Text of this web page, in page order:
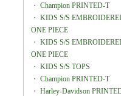
・ Champion PRINTED-T
・ KIDS S/S
ONE PIECE
・ KIDS S/S
ONE PIECE
・ KIDS S/S TOPS
・ Champion PRINTED-T
・ Harley-Davidson